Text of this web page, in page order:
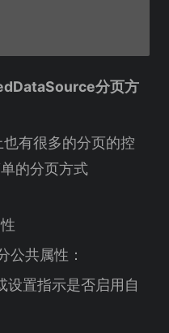
分页方
有很多的分页的控
的分页方式
公共属性：
置指示是否启用自